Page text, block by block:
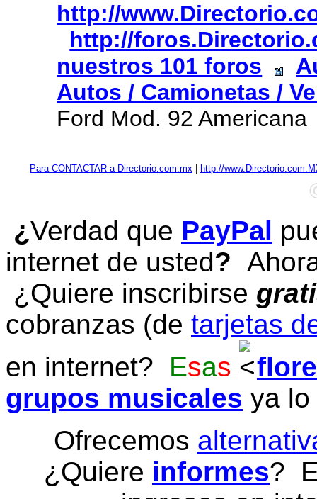
http://
http://
nuestros 101 foros
Autos / Camionetas /
Ford Mod. 92 Americana
Para CONTACTAR a Directorio.com.mx http://
¿Verdad que PayPal
internet de usted?
¿Quiere inscribirse
cobranzas (de tarjetas
en internet? Esas
grupos musicales ya
Ofrecemos
¿Quiere informes?